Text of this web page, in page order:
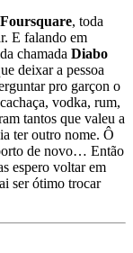
Foursquare, toda
E falando em
chamada Diabo
deixar a pessoa
pro garçon o
vodka, rum,
tantos que valeu a
ter outro nome. Ô
de novo… Então
espero voltar em
ser ótimo trocar